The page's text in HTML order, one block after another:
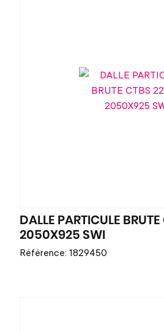
DALLE PARTICULE
2050X925 SWI
Référence: 1829450